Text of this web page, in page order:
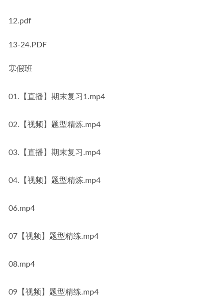
12.pdf
13-24.PDF
寒假班
01.【直播】期末复习1.mp4
02.【视频】题型精炼.mp4
03.【直播】期末复习.mp4
04.【视频】题型精炼.mp4
06.mp4
07【视频】题型精练.mp4
08.mp4
09【视频】题型精练.mp4